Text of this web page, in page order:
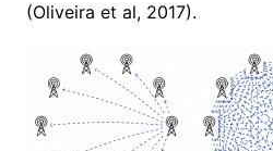
(Oliveira et al, 2017).